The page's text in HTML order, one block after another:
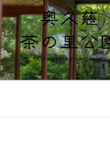
コ
ン
テ
ン
ツ
奥久慈茶の
日本最北端の茶の産